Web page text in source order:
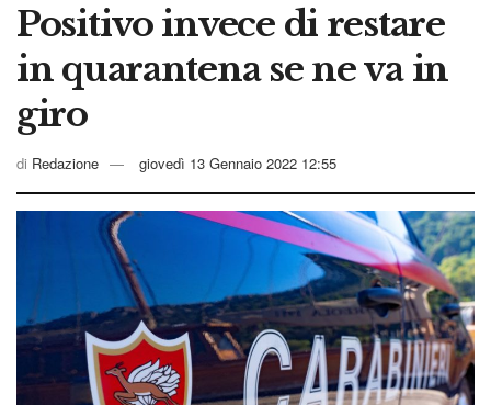
Positivo invece di restare
in quarantena se ne va in
giro
di Redazione giovedì 13 Gennaio 2022 12:55